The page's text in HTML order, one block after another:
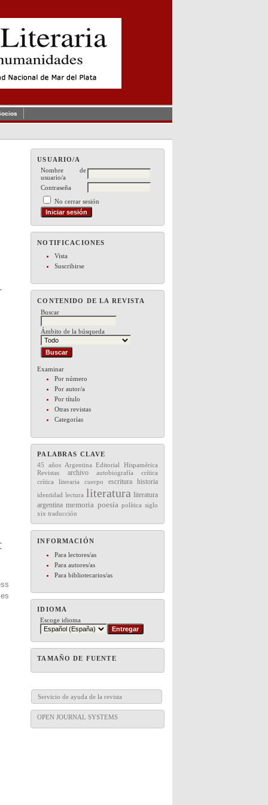
USUARIO/A
Nombre de
usuario/a
Contraseña
No cerrar sesión
NOTIFICACIONES
Vista
Suscribirse
CONTENIDO DE LA REVISTA
Buscar
Ámbito de la búsqueda
Examinar
Por número
Por autor/a
Por título
Otras revistas
Categorías
PALABRAS CLAVE
45 años
Argentina Editorial
Hispamérica
Revistas
archivo autobiografía crítica
crítica literaria cuerpo escritura historia
identidad lectura literatura literatura
argentina memoria poesía política siglo
xix traducción
INFORMACIÓN
Para lectores/as
Para autores/as
Para bibliotecarios/as
IDIOMA
Escoge idioma
TAMAÑO DE FUENTE
Servicio de ayuda de la revista
OPEN JOURNAL SYSTEMS